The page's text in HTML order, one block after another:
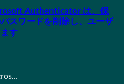
Authenticator は、保
スワードを削除し、ユーザ
す